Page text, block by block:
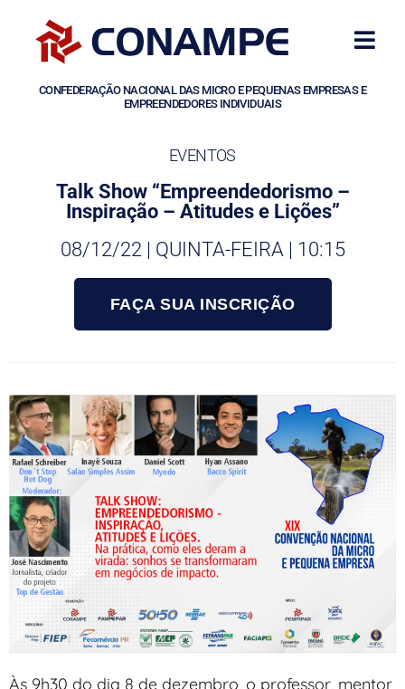
CONFEDERAÇÃO NACIONAL DAS MICRO E PEQUENAS EMPRESAS E
EMPREENDEDORES INDIVIDUAIS
EVENTOS
Talk Show “Empreendedorismo –
Inspiração – Atitudes e Lições”
08/12/22 | QUINTA-FEIRA | 10:15
FAÇA SUA INSCRIÇÃO
Às 9h30 do dia 8 de dezembro, o professor, mentor